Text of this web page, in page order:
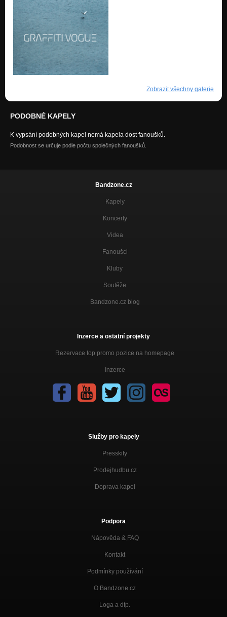
Zobrazit všechny galerie
PODOBNÉ KAPELY
K vypsání podobných kapel nemá kapela dost fanoušků.
Podobnost se určuje podle počtu společných fanoušků.
Bandzone.cz
Kapely
Koncerty
Videa
Fanoušci
Kluby
Soutěže
Bandzone.cz blog
Inzerce a ostatní projekty
Rezervace top promo pozice na homepage
Inzerce
Služby pro kapely
Presskity
Prodejhudbu.cz
Doprava kapel
Podpora
Nápověda & FAQ
Kontakt
Podmínky používání
O Bandzone.cz
Loga a dtp.